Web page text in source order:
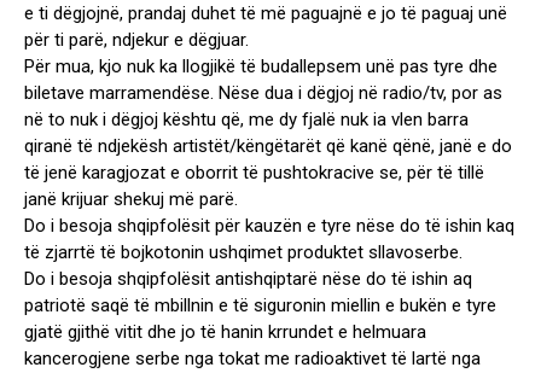
e ti dëgjojnë, prandaj duhet të më paguajnë e jo të paguaj unë
për ti parë, ndjekur e dëgjuar.
Për mua, kjo nuk ka llogjikë të budallepsem unë pas tyre dhe
biletave marramendëse. Nëse dua i dëgjoj në radio/tv, por as
në to nuk i dëgjoj kështu që, me dy fjalë nuk ia vlen barra
qiranë të ndjekësh artistët/këngëtarët që kanë qënë, janë e do
të jenë karagjozat e oborrit të pushtokracive se, për të tillë
janë krijuar shekuj më parë.
Do i besoja shqipfolësit për kauzën e tyre nëse do të ishin kaq
të zjarrtë të bojkotonin ushqimet produktet sllavoserbe.
Do i besoja shqipfolësit antishqiptarë nëse do të ishin aq
patriotë saqë të mbillnin e të siguronin miellin e bukën e tyre
gjatë gjithë vitit dhe jo të hanin krrundet e helmuara
kancerogjene serbe nga tokat me radioaktivet të lartë nga